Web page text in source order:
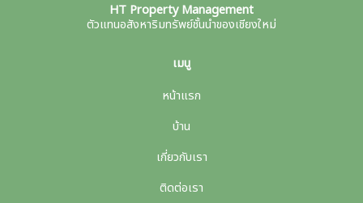
HT Property Management
ตัวแทนอสังหาริมทรัพย์ชั้นนำของเชียงใหม่
เมนู
หน้าแรก
บ้าน
เกี่ยวกับเรา
ติดต่อเรา